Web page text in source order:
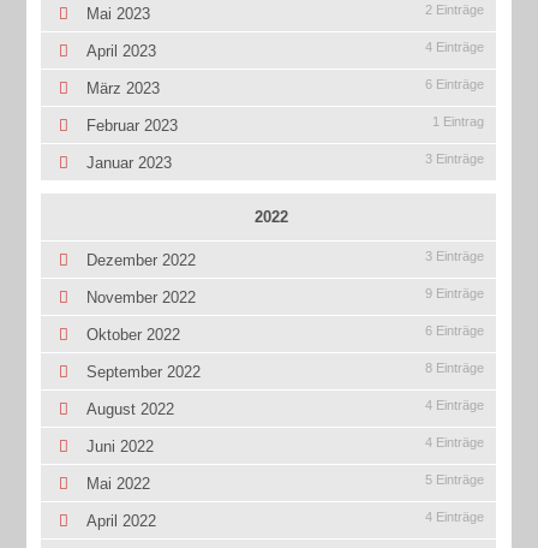
Mai 2023 2 Einträge
April 2023 4 Einträge
März 2023 6 Einträge
Februar 2023 1 Eintrag
Januar 2023 3 Einträge
2022
Dezember 2022 3 Einträge
November 2022 9 Einträge
Oktober 2022 6 Einträge
September 2022 8 Einträge
August 2022 4 Einträge
Juni 2022 4 Einträge
Mai 2022 5 Einträge
April 2022 4 Einträge